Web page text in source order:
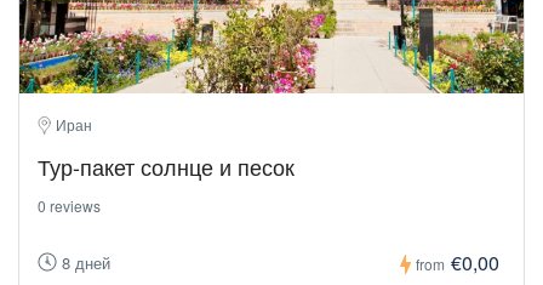
Иран
Тур-пакет солнце и песок
0 reviews
8 дней from €0,00